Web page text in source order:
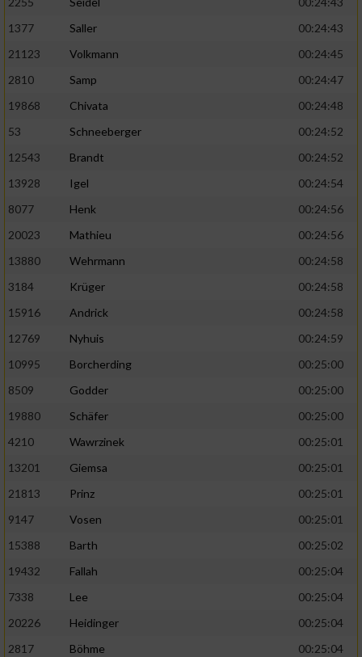
1377
Saller
00:24:43
21123
Volkmann
00:24:45
2810
Samp
00:24:47
19868
Chivata
00:24:48
53
Schneeberger
00:24:52
12543
Brandt
00:24:52
13928
Igel
00:24:54
8077
Henk
00:24:56
20023
Mathieu
00:24:56
13880
Wehrmann
00:24:58
3184
Krüger
00:24:58
15916
Andrick
00:24:58
12769
Nyhuis
00:24:59
10995
Borcherding
00:25:00
8509
Godder
00:25:00
19880
Schäfer
00:25:00
4210
Wawrzinek
00:25:01
13201
Giemsa
00:25:01
21813
Prinz
00:25:01
9147
Vosen
00:25:01
15388
Barth
00:25:02
19432
Fallah
00:25:04
7338
Lee
00:25:04
20226
Heidinger
00:25:04
2817
Böhme
00:25:04